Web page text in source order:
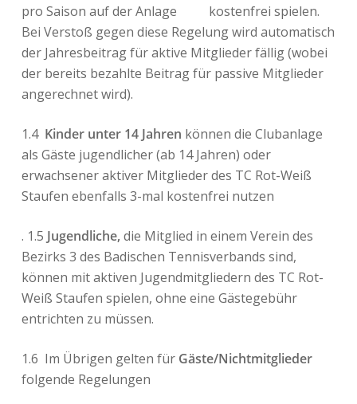
pro Saison auf der Anlage
kostenfrei spielen.
Bei Verstoß gegen diese Regelung wird automatisch
der Jahresbeitrag für aktive Mitglieder fällig (wobei
der bereits bezahlte Beitrag für passive Mitglieder
angerechnet wird).
1.4 Kinder unter 14 Jahren können die Clubanlage
als Gäste jugendlicher (ab 14 Jahren) oder
erwachsener aktiver Mitglieder des TC Rot-Weiß
Staufen ebenfalls 3-mal kostenfrei nutzen
. 1.5 Jugendliche, die Mitglied in einem Verein des
Bezirks 3 des Badischen Tennisverbands sind,
können mit aktiven Jugendmitgliedern des TC Rot-
Weiß Staufen spielen, ohne eine Gästegebühr
entrichten zu müssen.
1.6 Im Übrigen gelten für Gäste/Nichtmitglieder
folgende Regelungen